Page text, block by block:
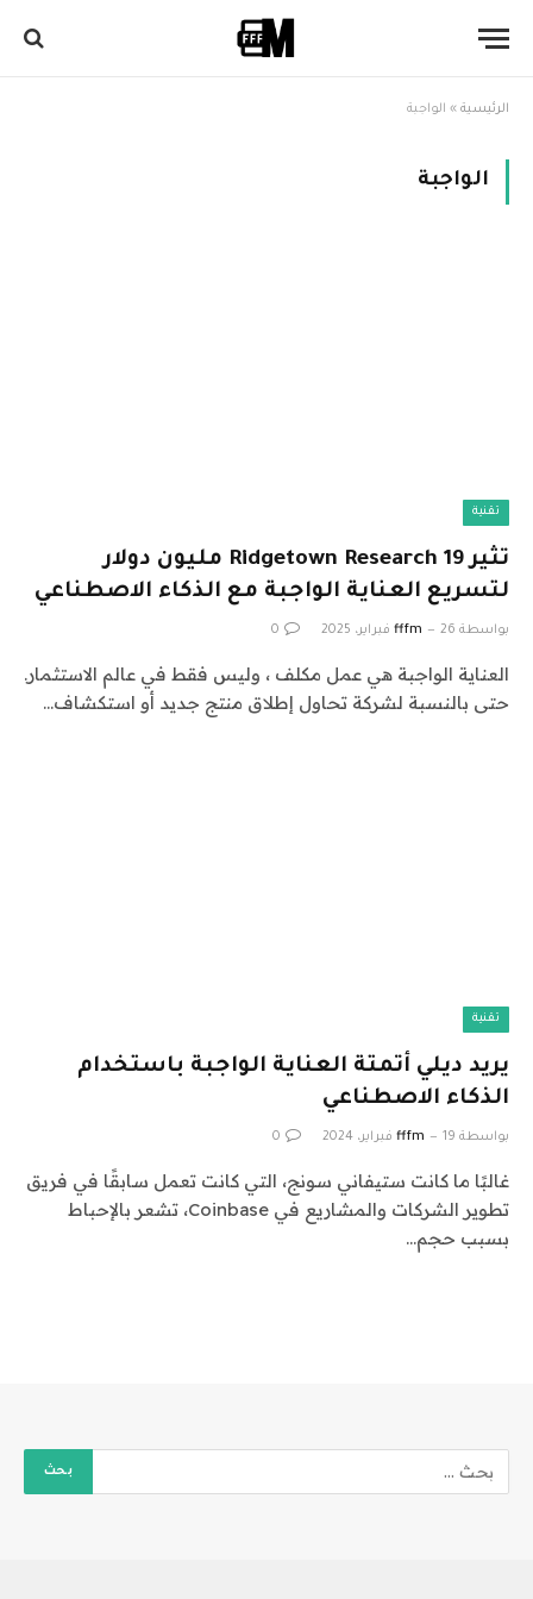
الرئيسية » الواجبة
الواجبة
تقنية
تثير Ridgetown Research 19 مليون دولار
لتسريع العناية الواجبة مع الذكاء الاصطناعي
بواسطة fffm 26 فبراير، 2025 0
العناية الواجبة هي عمل مكلف ، وليس فقط في عالم الاستثمار.
حتى بالنسبة لشركة تحاول إطلاق منتج جديد أو استكشاف…
تقنية
يريد ديلي أتمتة العناية الواجبة باستخدام
الذكاء الاصطناعي
بواسطة fffm 19 فبراير، 2024 0
غالبًا ما كانت ستيفاني سونج، التي كانت تعمل سابقًا في فريق
تطوير الشركات والمشاريع في Coinbase، تشعر بالإحباط
بسبب حجم…